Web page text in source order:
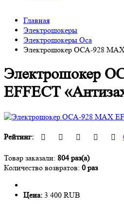
Главная
Электрошокеры
Электрошокеры Оса
Электрошокер ОСА-928
Электрошокер
EFFECT
Рейтинг:
Товар заказали: 804 раз(а)
Количество возвратов: 0 раз
Цена: 3 400 RUB